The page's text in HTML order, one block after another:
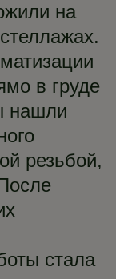
на
в груде
нашли
резьбой,
стала